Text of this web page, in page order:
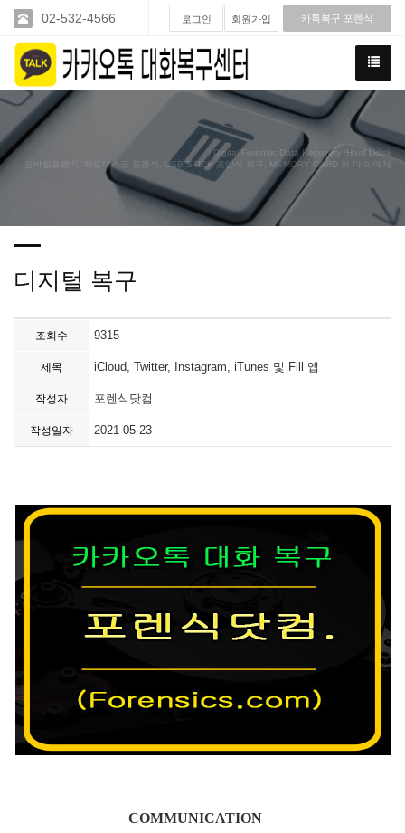
02-532-4566 로그인 회원가입 카톡복구 포렌식
Digital-Forensic Data Recovery /Hard Ddisk
모바일포렌식, 하드디스크 포렌식, USB STICK 포렌식 복구, MEMORY CARD 외 다수 매체
디지털 복구
조회수 9315
제목 iCloud, Twitter, Instagram, iTunes 및 Fill 앱
작성자 포렌식닷컴
작성일자 2021-05-23
COMMUNICATION